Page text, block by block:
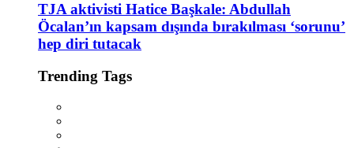
TJA aktivisti Hatice Başkale: Abdullah
Öcalan’ın kapsam dışında bırakılması ‘sorunu’
hep diri tutacak
Trending Tags